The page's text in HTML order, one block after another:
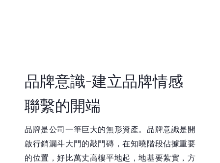
品牌意識-建立品牌情感
聯繫的開端
品牌是公司一筆巨大的無形資產。品牌意識是開
啟行銷漏斗大門的敲門磚，在知曉階段佔據重要
的位置，好比萬丈高樓平地起，地基要紮實，方